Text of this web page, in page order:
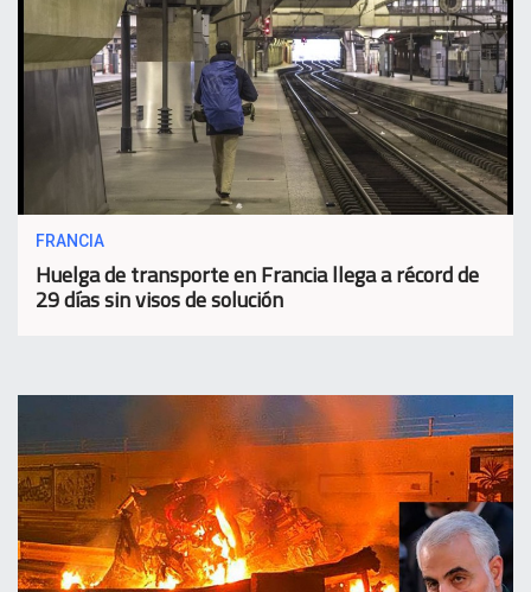
FRANCIA
Huelga de transporte en Francia llega a récord de
29 días sin visos de solución